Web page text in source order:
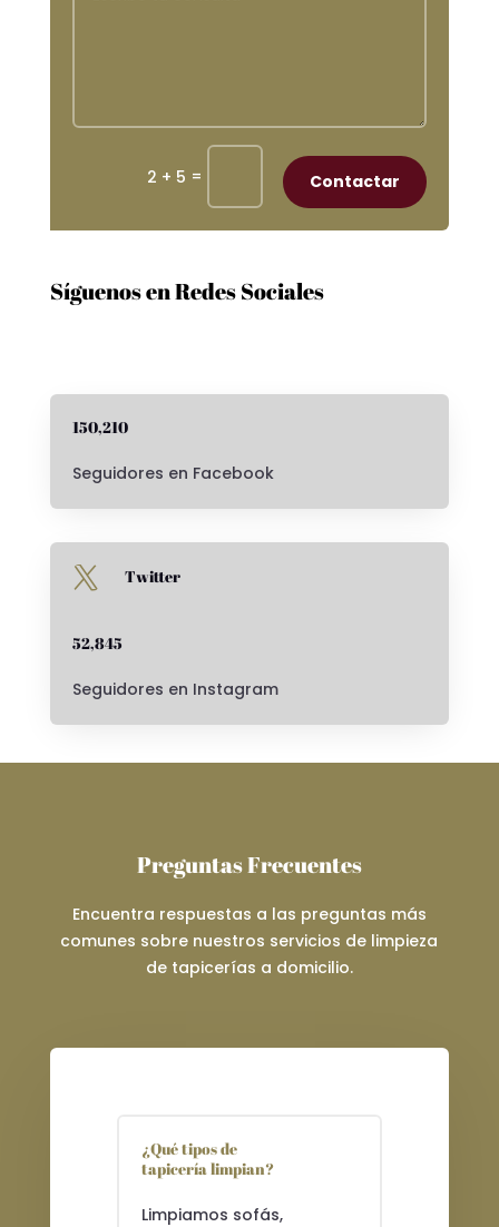
2 + 5 = Contactar
Síguenos en Redes Sociales
150,210
Seguidores en Facebook
 Twitter
52,845
Seguidores en Instagram
Preguntas Frecuentes
Encuentra respuestas a las preguntas más
comunes sobre nuestros servicios de limpieza
de tapicerías a domicilio.
¿Qué tipos de
tapicería limpian?
Limpiamos sofás,